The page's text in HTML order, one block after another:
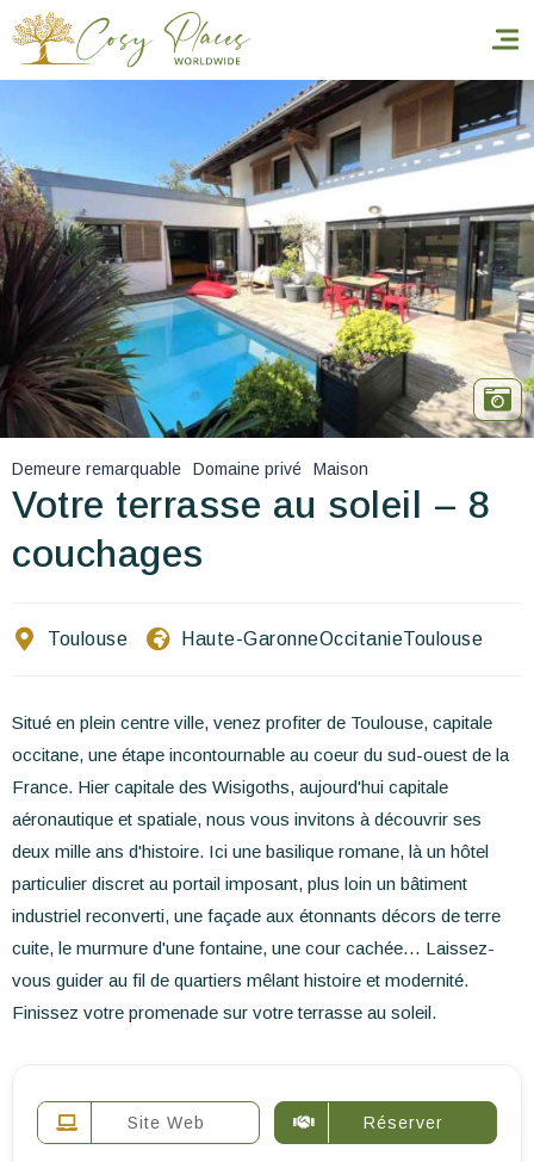
Réserver un séjour
Nos adresses dans le monde
World’s Best Hotels
Vous faire voyager
Les séjours à thème
Santé et sécurité
Ecrivez-nous
EN
Demeure remarquable Domaine privé Maison
Votre terrasse au soleil – 8
couchages
Toulouse Haute-GaronneOccitanie Toulouse
Situé en plein centre ville, venez profiter de Toulouse, capitale
occitane, une étape incontournable au coeur du sud-ouest de la
France. Hier capitale des Wisigoths, aujourd'hui capitale
aéronautique et spatiale, nous vous invitons à découvrir ses
deux mille ans d'histoire. Ici une basilique romane, là un hôtel
particulier discret au portail imposant, plus loin un bâtiment
industriel reconverti, une façade aux étonnants décors de terre
cuite, le murmure d'une fontaine, une cour cachée… Laissez-
vous guider au fil de quartiers mêlant histoire et modernité.
Finissez votre promenade sur votre terrasse au soleil.
Site Web Réserver